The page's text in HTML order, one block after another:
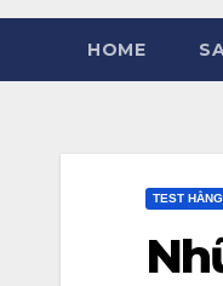
HOME
TEST HẰNG